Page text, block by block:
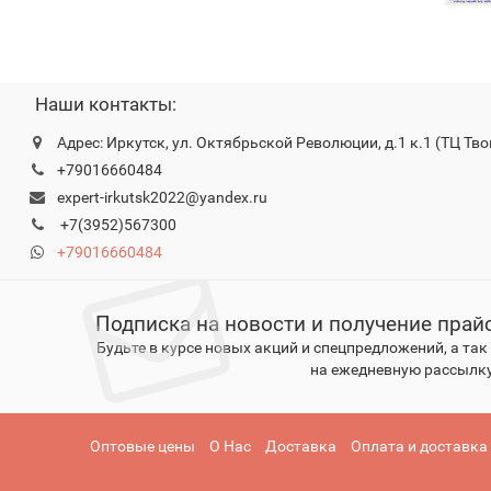
Наши контакты:
Адрес: Иркутск, ул. Октябрьской Революции, д.1 к.1 (ТЦ
+79016660484
expert-irkutsk2022@yandex.ru
+7(3952)567300
+79016660484
Подписка на новости и получение
Будьте в курсе новых акций и спецпредложений, а
на ежедневную
Оптовые цены О Нас Доставка Оплата и доставка